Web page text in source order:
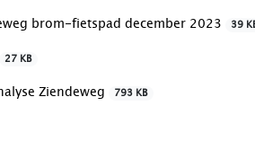
brom-fietspad december 2023 39
27 KB
Ziendeweg 793 KB